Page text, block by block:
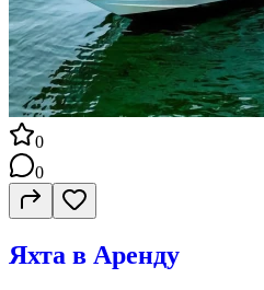
0
0
Яхта в Аренду